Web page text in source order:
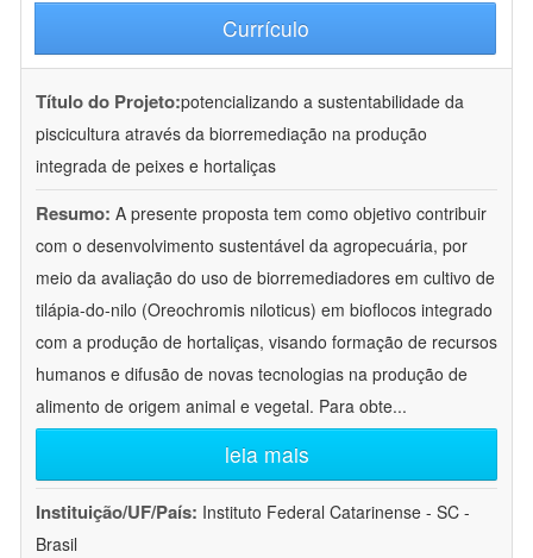
Currículo
Título do Projeto:potencializando a sustentabilidade da
piscicultura através da biorremediação na produção
integrada de peixes e hortaliças
Resumo: A presente proposta tem como objetivo contribuir
com o desenvolvimento sustentável da agropecuária, por
meio da avaliação do uso de biorremediadores em cultivo de
tilápia-do-nilo (Oreochromis niloticus) em bioflocos integrado
com a produção de hortaliças, visando formação de recursos
humanos e difusão de novas tecnologias na produção de
alimento de origem animal e vegetal. Para obte...
leia mais
Instituição/UF/País: Instituto Federal Catarinense - SC -
Brasil